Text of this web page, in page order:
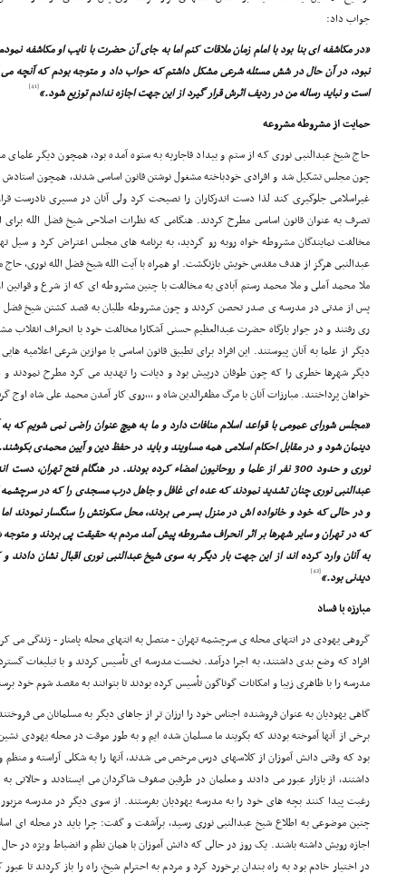
جواب داد:
«در مکاشفه اى بنا بود با امام زمان ملاقات کنم اما به جاى آن حضرت با نایب او مکاشفه
نبود، در آن حال در شش مسئله شرعى مشکل داشتم که حواب داد و متوجه بودم که آنچه
است و نباید رساله من در ردیف اثرش قرار گیرد از این جهت اجازه ندادم توزیع شود.»[41]
حمایت از مشروطه مشروعه
حاج شیخ عبدالنبى نورى که از ستم و بیداد قاجاریه به ستوه آمده بود، همچون دیگر
چون مجلس تشکیل شد و افرادى خودباخته مشغول نوشتن قانون اساسى شدند، همچون استادش
غیراسلامى جلوگیرى کند لذا دست اندرکاران را نصیحت کرد ولى آنان در مسیرى نادرست
تصرف به عنوان قانون اساسى مطرح کردند. هنگامى که نظرات اصلاحى شیخ فضل الله براى
مخالفت نمایندگان مشروطه خواه روبه رو گردید، به برنامه هاى مجلس اعتراض کرد و
عبدالنبى هرگز از هدف مقدس خویش بازنگشت. او همراه با آیت الله شیخ فضل الله نورى،
ملا محمد آملى و ملا محمد رستم آبادى به مخالفت با چنین مشروطه اى که از شرع و قوانین
پس از مدتى در مدرسه ى صدر تحصن کردند و چون مشروطه طلبان به قصد کشتن شیخ فضل الله
رى رفتند و در جوار بارگاه حضرت عبدالعظیم حسنى آشکارا مخالفت خود با انحراف انقلاب
دیگر از علما به آنان پیوستند. این افراد براى تطبیق قانون اساسى با موازین شرعى اعلامیه
دیگر شهرها خطرى را که چون طوفان درپیش بود و دیانت را تهدید مى کرد مطرح نمودند
خواهان پرداختند. مبارزات آنان با مرگ مظفرالدین شاه و ,,,روى کار آمدن محمد على شاه اوج
«مجلس شوراى عمومى با قواعد اسلام منافات دارد و ما به هیچ عنوان راضى نمى شویم که
دینمان شود و در مقابل احکام اسلامى همه مساویند و باید در حفظ دین و آیین محمدى
نورى و حدود 300 نفر از علما و روحانیون امضاء کرده بودند. در هنگام فتح
عبدالنبى نورى چنان تشدید نمودند که عده اى غافل و جاهل درب مسجدى را که در سرچشمه
و در حالى که خود و خانواده اش در منزل بسر مى بردند، محل سکونتش را سنگسار نمودند
که در تهران و سایر شهرها بر اثر انحراف مشروطه پیش آمد مردم به حقیقت پى بردند و
به آنان وارد کرده اند از این جهت بار دیگر به سوى شیخ عبدالنبى نورى اقبال نشان دادند
دیدنى بود.»[42]
مبارزه با فساد
گروهى یهودى در انتهاى محله ى سرچشمه تهران - متصل به انتهاى محله پامنار - زندگى مى
افراد که وضع بدى داشتند، به اجرا درآمد. نخست مدرسه اى تأسیس کردند و با تبلیغات
مدرسه را با ظاهرى زیبا و امکانات گوناگون تأسیس کرده بودند تا بتوانند به مقصد شوم خود
گاهى یهودیان به عنوان فروشنده اجناس خود را ارزان تر از جاهاى دیگر به مسلمانان مى
برخى از آنها آموخته بودند که بگویند ما مسلمان شده ایم و به طور موقت در محله یهودى
بود که وقتى دانش آموزان از کلاسهاى درس مرخص مى شدند، آنها را به شکلى آراسته و
داشتند، از بازار عبور مى دادند و معلمان در طرفین صفوف شاگردان مى ایستادند و
رغبت پیدا کنند بچه هاى خود را به مدرسه یهودیان بفرستند. از سوى دیگر در مدرسه مزبور
چنین موضوعى به اطلاع شیخ عبدالنبى نورى رسید، برآشفت و گفت: چرا باید در محله
اجازه رویش داشته باشند. یک روز در حالى که دانش آموزان با همان نظم و انضباط ویژه در
در اختیار خادم بود به راه بندان برخورد کرد و مردم به احترام شیخ، راه را باز کردند تا